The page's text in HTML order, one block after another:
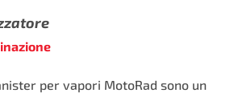
per vapori MotoRad sono un